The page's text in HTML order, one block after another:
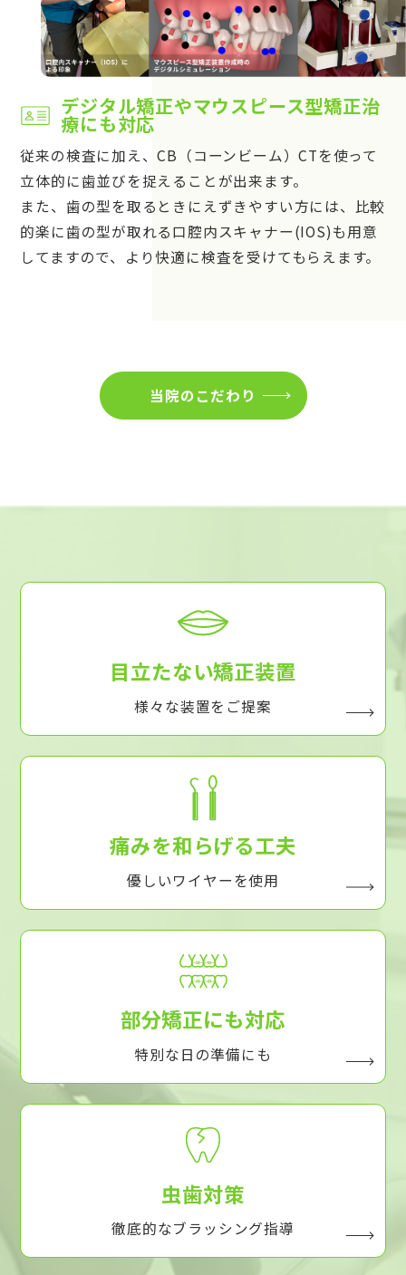
デジタル矯正やマウスピース型矯正治
療にも対応
従来の検査に加え、CB（コーンビーム）CTを使って
立体的に歯並びを捉えることが出来ます。
また、歯の型を取るときにえずきやすい方には、比較
的楽に歯の型が取れる口腔内スキャナー(IOS)も用意
してますので、より快適に検査を受けてもらえます。
当院のこだわり
目立たない矯正装置
様々な装置をご提案
痛みを和らげる工夫
優しいワイヤーを使用
部分矯正にも対応
特別な日の準備にも
虫歯対策
徹底的なブラッシング指導